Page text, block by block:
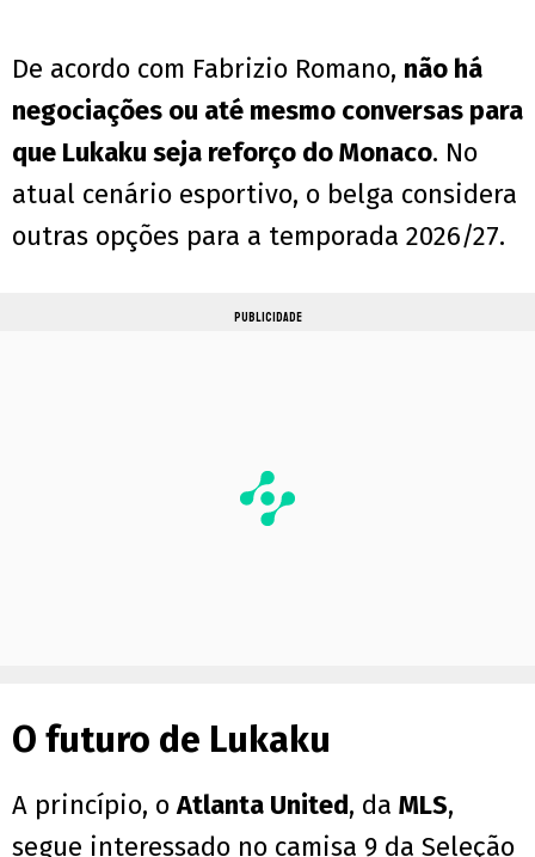
De acordo com Fabrizio Romano, não há
negociações ou até mesmo conversas para
que Lukaku seja reforço do Monaco. No
atual cenário esportivo, o belga considera
outras opções para a temporada 2026/27.
PUBLICIDADE
O futuro de Lukaku
A princípio, oAtlanta United, da MLS,
segue interessado no camisa 9 da Seleção